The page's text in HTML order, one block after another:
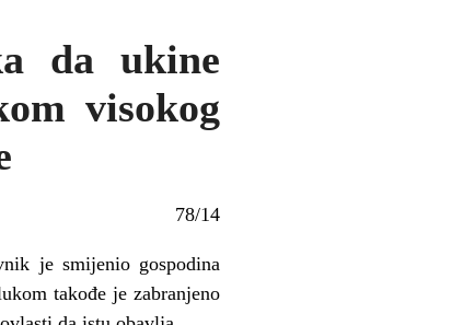
da ukine
visokog
78/14
je smijenio gospodina
takođe je zabranjeno